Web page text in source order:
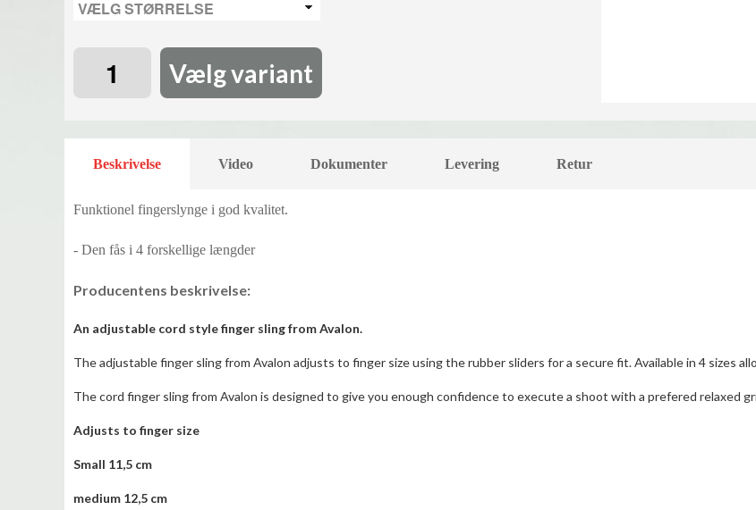
Vælg variant
Beskrivelse Video Dokumenter Levering Retur
Funktionel fingerslynge i god kvalitet.
- Den fås i 4 forskellige længder
Producentens beskrivelse:
An adjustable cord style finger sling from Avalon.
The adjustable finger sling from Avalon adjusts to finger size using the rubber sliders for a secure fit. Available in 4 sizes
The cord finger sling from Avalon is designed to give you enough confidence to execute a shoot with a prefered relaxed
Adjusts to finger size
Small 11,5 cm
medium 12,5 cm